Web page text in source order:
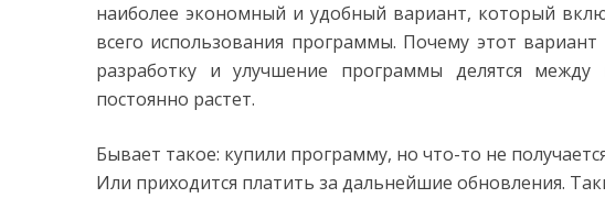
наиболее экономный и удобный вариант, который
всего использования программы. Почему этот
разработку и улучшение программы делятся между
постоянно растет.
Бывает такое: купили программу, но что-то не
Или приходится платить за дальнейшие обновления.